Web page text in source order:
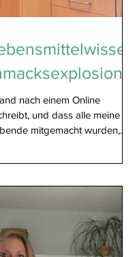
nach einem Online
und dass alle meine
mitgemacht wurden,
grinse ich breit vorm
noch eine 11-Jährige mit
die Reste am nächsten
der Schule landen und das
Fazit einfach nur lautet: „Es war einfach nur geil